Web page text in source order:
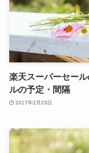
楽天スーパーセー
ルの予定・間隔
2017年2月23日